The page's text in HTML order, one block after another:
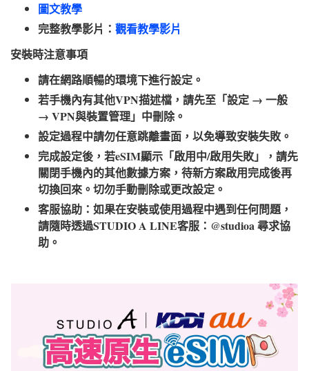
圖文教學
完整教學影片： 觀看教學影片
安裝時注意事項​
請在網路順暢的環境下進行設定。
若手機內有其他VPN描述檔，請先至「設定 → 一般
→ VPN與裝置管理」中刪除。
設定過程中請勿任意跳離畫面，以免導致安裝失敗。
完成設定後，若eSIM顯示「啟用中/啟用失敗」，請先
關閉手機內的其他數據方案，待新方案啟用完成後再
切換回來。切勿手動刪除或更改設定。
客服協助：如果在安裝或使用過程中遇到任何問題，
請隨時透過STUDIO A LINE客服：@studioa 尋求協
助。